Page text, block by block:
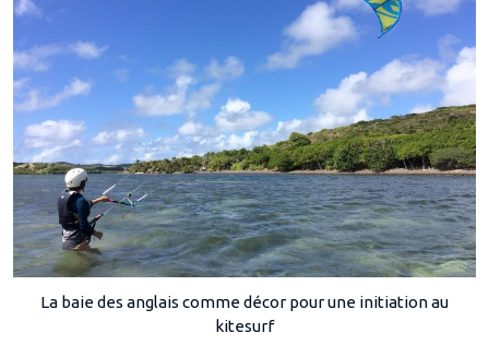
La baie des anglais comme décor pour une initiation au
kitesurf